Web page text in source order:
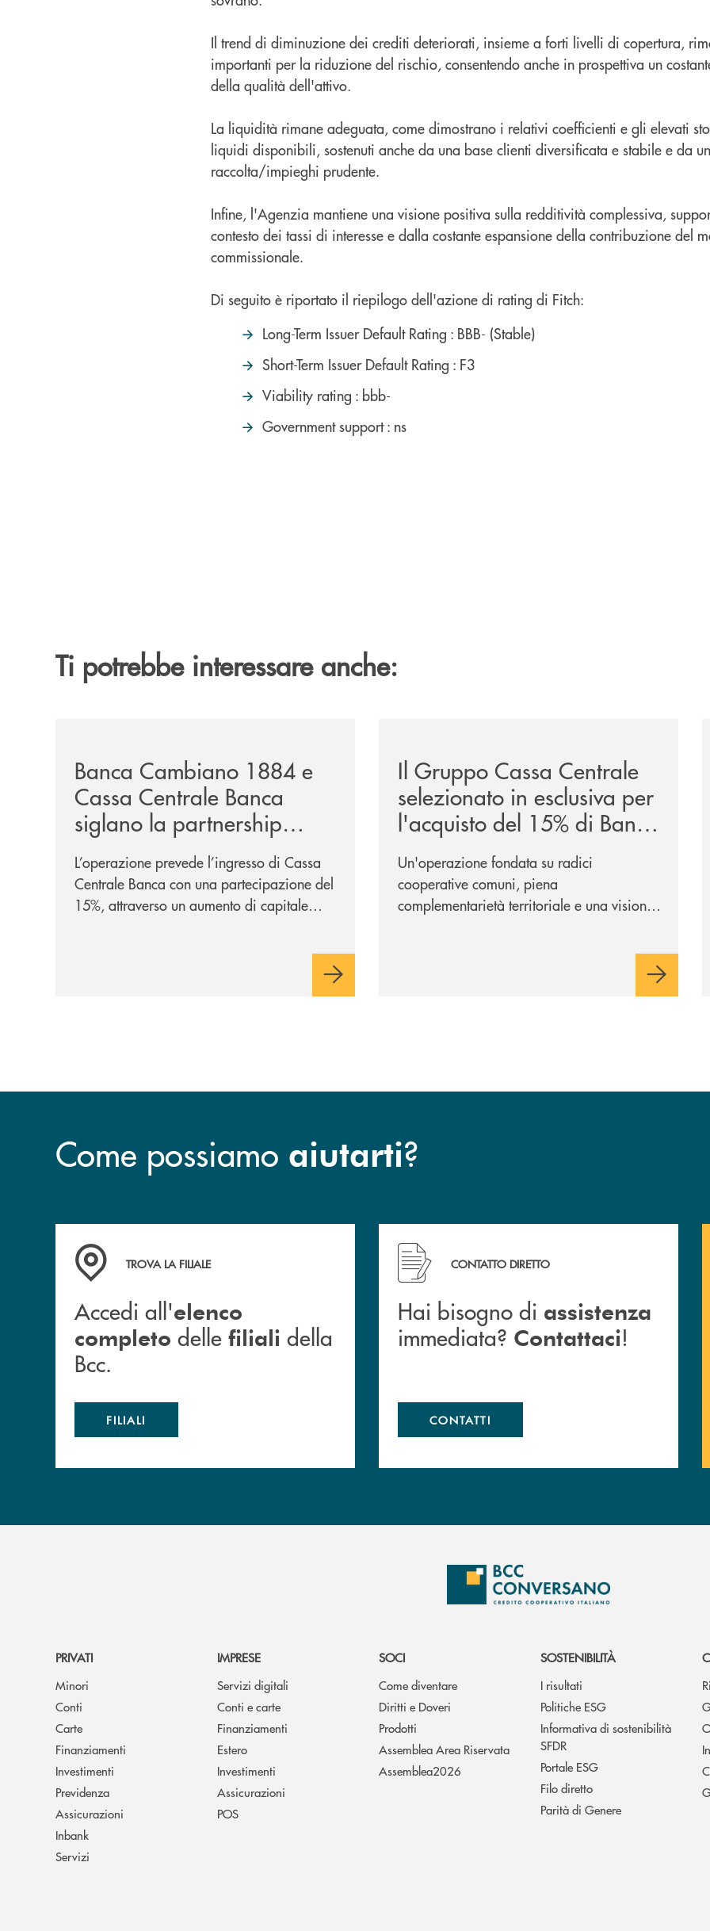
Il trend di diminuzione dei crediti deteriorati, insieme a forti livelli di copertura,
importanti per la riduzione del rischio, consentendo anche in prospettiva un
della qualità dell'attivo.
La liquidità rimane adeguata, come dimostrano i relativi coefficienti e gli elevati
liquidi disponibili, sostenuti anche da una base clienti diversificata e stabile e da
raccolta/impieghi prudente.
Infine, l'Agenzia mantiene una visione positiva sulla redditività complessiva,
contesto dei tassi di interesse e dalla costante espansione della contribuzione del
commissionale.
Di seguito è riportato il riepilogo dell'azione di rating di Fitch:
Long-Term Issuer Default Rating : BBB- (Stable)
Short-Term Issuer Default Rating : F3
Viability rating : bbb-
Government support : ns
Ti potrebbe interessare anche:
Banca Cambiano 1884 e
Cassa Centrale Banca
siglano la partnership
strategica
L’operazione prevede l’ingresso di Cassa
Centrale Banca con una partecipazione del
15%, attraverso un aumento di capitale
sulla condivisione di valori comuni e sulla
prossimità ai territori, per ampliare l’offerta
Il Gruppo Cassa Centrale
selezionato in esclusiva per
l'acquisto del 15% di Banca
Cambiano 1884
Un'operazione fondata su radici
cooperative comuni, piena
complementarietà territoriale e una visione
Come possiamo aiutarti?
Accedi all' elenco completo delle filiali della Bcc.
TROVA LA FILIALE
Accedi all'elenco
completo delle filiali della
Bcc.
FILIALI
Hai bisogno di assistenza immediata? Contattaci !
CONTATTO DIRETTO
Hai bisogno di assistenza
immediata? Contattaci!
CONTATTI
PRIVATI
Minori
Conti
Carte
Finanziamenti
Investimenti
Previdenza
Assicurazioni
Inbank
Servizi
IMPRESE
Servizi digitali
Conti e carte
Finanziamenti
Estero
Investimenti
Assicurazioni
POS
SOCI
Come diventare
Diritti e Doveri
Prodotti
Assemblea Area Riservata
Assemblea2026
SOSTENIBILITÀ
I risultati
Politiche ESG
Informativa di sostenibilità
SFDR
Portale ESG
Filo diretto
Parità di Genere